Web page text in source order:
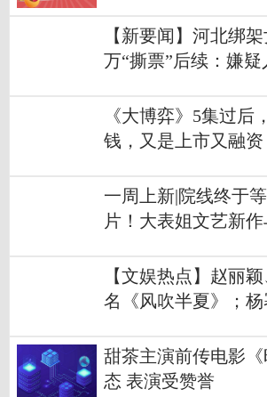
【新要闻】河北绑
万“撕票”后续：嫌疑
《大博弈》5集过后
钱，又是上市又融资
一周上新|院线终于
片！大表姐文艺新
【文娱热点】赵丽
名《风吹半夏》；
甜茶主演前传电影
态 表演受赞誉